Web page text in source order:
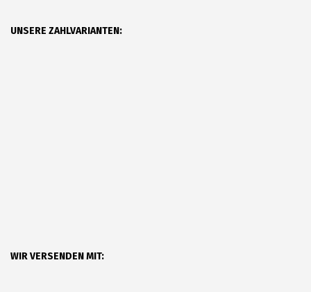
UNSERE ZAHLVARIANTEN:
WIR VERSENDEN MIT: